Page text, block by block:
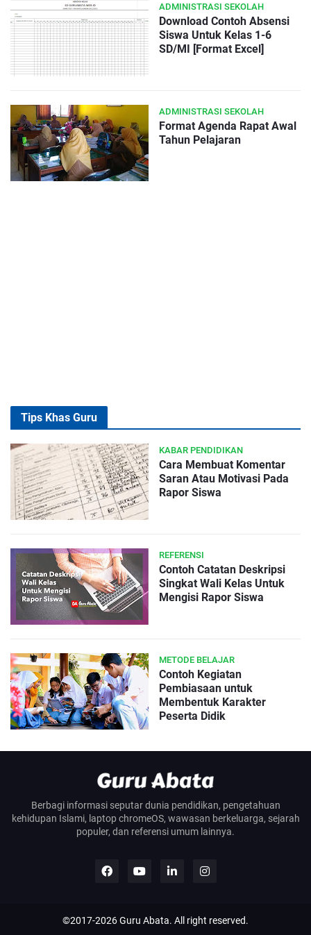
ADMINISTRASI SEKOLAH
Download Contoh Absensi
Siswa Untuk Kelas 1-6
SD/MI [Format Excel]
ADMINISTRASI SEKOLAH
Format Agenda Rapat Awal
Tahun Pelajaran
Tips Khas Guru
KABAR PENDIDIKAN
Cara Membuat Komentar
Saran Atau Motivasi Pada
Rapor Siswa
REFERENSI
Contoh Catatan Deskripsi
Singkat Wali Kelas Untuk
Mengisi Rapor Siswa
METODE BELAJAR
Contoh Kegiatan
Pembiasaan untuk
Membentuk Karakter
Peserta Didik
Berbagi informasi seputar dunia pendidikan, pengetahuan
kehidupan Islami, laptop chromeOS, wawasan berkeluarga, sejarah
populer, dan referensi umum lainnya.
©2017-2026Guru Abata. All right reserved.